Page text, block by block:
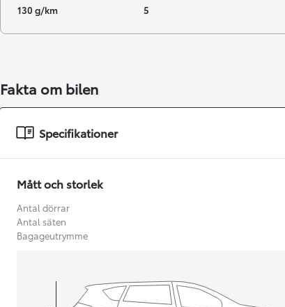
Från 238 900 kr
Från 2 349 kr/mån
GR Yaris
130 g/km
5
Fakta om bilen
Specifikationer
Mått och storlek
Antal dörrar
Antal säten
Bagageutrymme